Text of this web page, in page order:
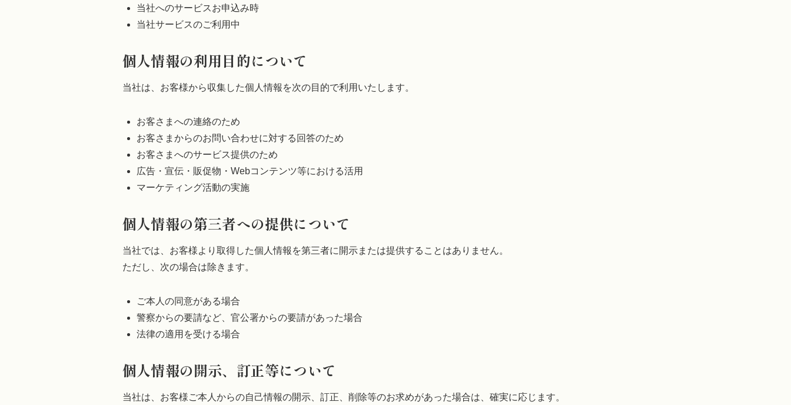
当社へのサービスお申込み時
当社サービスのご利用中
個人情報の利用目的について
当社は、お客様から収集した個人情報を次の目的で利用いたします。
お客さまへの連絡のため
お客さまからのお問い合わせに対する回答のため
お客さまへのサービス提供のため
広告・宣伝・販促物・Webコンテンツ等における活用
マーケティング活動の実施
個人情報の第三者への提供について
当社では、お客様より取得した個人情報を第三者に開示または提供することはありません。
ただし、次の場合は除きます。
ご本人の同意がある場合
警察からの要請など、官公署からの要請があった場合
法律の適用を受ける場合
個人情報の開示、訂正等について
当社は、お客様ご本人からの自己情報の開示、訂正、削除等のお求めがあった場合は、確実に応じます。